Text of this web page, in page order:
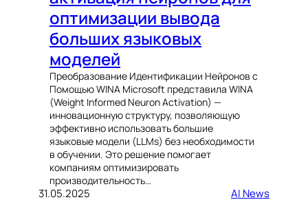
оптимизации вывода
больших языковых
моделей
Преобразование Идентификации Нейронов с
Помощью WINA Microsoft представила WINA
(Weight Informed Neuron Activation) —
инновационную структуру, позволяющую
эффективно использовать большие
языковые модели (LLMs) без необходимости
в обучении. Это решение помогает
компаниям оптимизировать
производительность…
31.05.2025 AI News